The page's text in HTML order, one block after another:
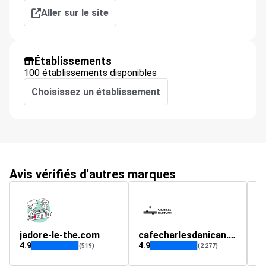
Aller sur le site
Établissements
100 établissements disponibles
Choisissez un établissement
Avis vérifiés d'autres marques
jadore-le-the.com
4.9 (519)
cafecharlesdanican.com
4.9 (2 277)